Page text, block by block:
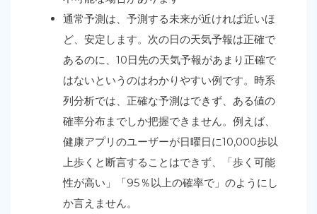
通常予測は、予測する未来が近ければ近いほ
ど、安定します。次の日の天気予報は正確で
あるのに、10日先の天気予報があまり正確で
はないというのはわかりやすい例です。時系
列分析では、正確な予測はできず、ある値の
確率分布までしか把握できません。例えば、
健康アプリのユーザーが日曜日に10,000歩以
上歩くと断言することはできず、「歩く可能
性が高い」「95％以上の確率で」のようにし
か言えません。